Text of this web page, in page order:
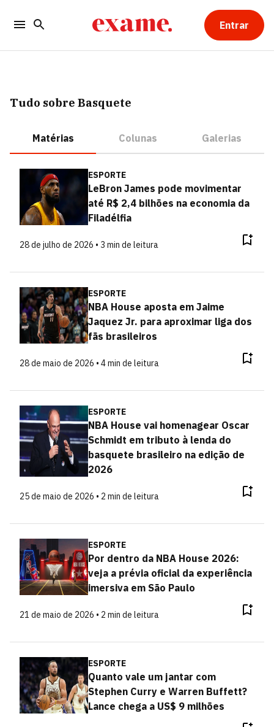
Entrar
Tudo sobre Basquete
Matérias Colunas Galerias
ESPORTE
LeBron James pode movimentar
até R$ 2,4 bilhões na economia da
Filadélfia
28 de julho de 2026 • 3 min de leitura
ESPORTE
NBA House aposta em Jaime
Jaquez Jr. para aproximar liga dos
fãs brasileiros
28 de maio de 2026 • 4 min de leitura
ESPORTE
NBA House vai homenagear Oscar
Schmidt em tributo à lenda do
basquete brasileiro na edição de
2026
25 de maio de 2026 • 2 min de leitura
ESPORTE
Por dentro da NBA House 2026:
veja a prévia oficial da experiência
imersiva em São Paulo
21 de maio de 2026 • 2 min de leitura
ESPORTE
Quanto vale um jantar com
Stephen Curry e Warren Buffett?
Lance chega a US$ 9 milhões